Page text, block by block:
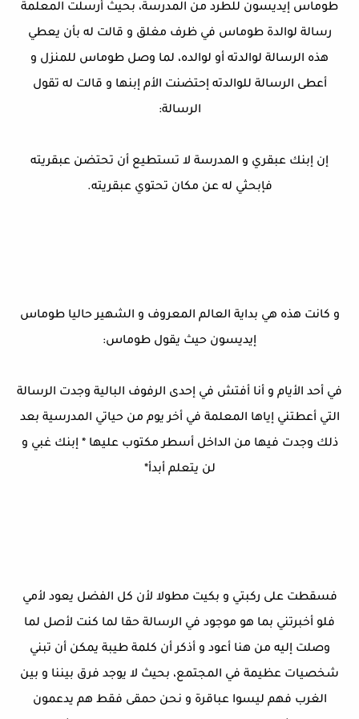
طوماس إيديسون للطرد من المدرسة، بحيث أرسلت المعلمة
رسالة لوالدة طوماس في ظرف مغلق و قالت له بأن يعطي
هذه الرسالة لوالدته أو لوالده، لما وصل طوماس للمنزل و
أعطى الرسالة للوالدته إحتضنت الأم إبنها و قالت له تقول
الرسالة:
إن إبنك عبقري و المدرسة لا تستطيع أن تحتضن عبقريته
فإبحثي له عن مكان تحتوي عبقريته.
و كانت هذه هي بداية العالم المعروف و الشهير حاليا طوماس
إيديسون حيث يقول طوماس:
في أحد الأيام و أنا أفتش في إحدى الرفوف البالية وجدت الرسالة
التي أعطتني إياها المعلمة في أخر يوم من حياتي المدرسية بعد
ذلك وجدت فيها من الداخل أسطر مكتوب عليها * إبنك غبي و
لن يتعلم أبدأ*
فسقطت على ركبتي و بكيت مطولا لأن كل الفضل يعود لأمي
فلو أخبرتني بما هو موجود في الرسالة حقا لما كنت لأصل لما
وصلت إليه من هنا أعود و أذكر أن كلمة طيبة يمكن أن تبني
شخصيات عظيمة في المجتمع، بحيث لا يوجد فرق بيننا و بين
الغرب فهم ليسوا عباقرة و نحن حمقى فقط هم يدعمون